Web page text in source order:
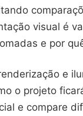
visual é
e por
e
o projeto
e compare